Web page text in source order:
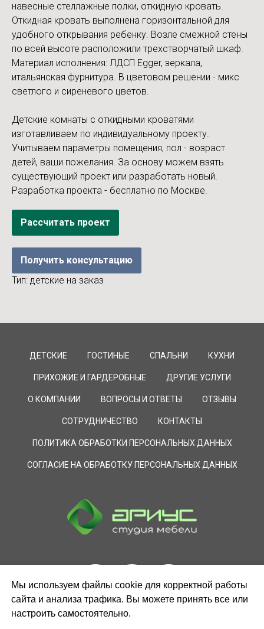
навесные стеллажные полки, откидную кровать.
Откидная кровать выполнена горизонтальной для
удобного открывания ребенку. Возле смежной стены
по всей высоте расположили трехстворчатый шкаф.
Материал исполнения: ЛДСП Egger, зеркала,
итальянская фурнитура. В цветовом решении - микс
светлого и сиреневого цветов.
Детские комнаты с откидными кроватями
изготавливаем по индивидуальному проекту.
Учитываем параметры помещения, пол - возраст
детей, ваши пожелания. За основу можем взять
существующий проект или разработать новый.
Разработка проекта - бесплатно по Москве.
Рассчитать проект
Получить консультацию
Тип: детские на заказ
ДЕТСКИЕ ГОСТИНЫЕ СПАЛЬНИ КУХНИ
ПРИХОЖИЕ И ГАРДЕРОБНЫЕ ДРУГИЕ УСЛУГИ
О КОМПАНИИ ВОПРОСЫ И ОТВЕТЫ ОТЗЫВЫ
СОТРУДНИЧЕСТВО КОНТАКТЫ
ПОЛИТИКА ОБРАБОТКИ ПЕРСОНАЛЬНЫХ ДАННЫХ
СОГЛАСИЕ НА ОБРАБОТКУ ПЕРСОНАЛЬНЫХ ДАННЫХ
Мы используем файлы cookie для корректной работы
сайта и анализа трафика. Вы можете принять все или
настроить самостоятельно.